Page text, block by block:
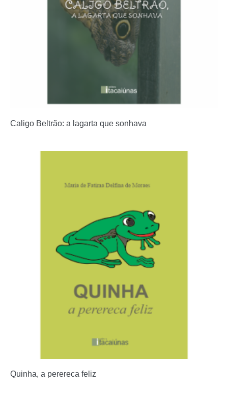
Caligo Beltrão: a lagarta que sonhava
Quinha, a perereca feliz